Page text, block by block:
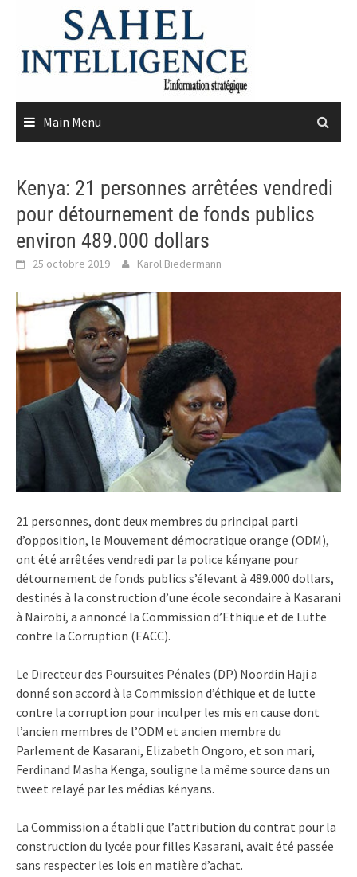
content
Main Menu
Kenya: 21 personnes arrêtées vendredi
pour détournement de fonds publics
environ 489.000 dollars
25 octobre 2019 Karol Biedermann
21 personnes, dont deux membres du principal parti
d’opposition, le Mouvement démocratique orange (ODM),
ont été arrêtées vendredi par la police kényane pour
détournement de fonds publics s’élevant à 489.000 dollars,
destinés à la construction d’une école secondaire à Kasarani
à Nairobi, a annoncé la Commission d’Ethique et de Lutte
contre la Corruption (EACC).
Le Directeur des Poursuites Pénales (DP) Noordin Haji a
donné son accord à la Commission d’éthique et de lutte
contre la corruption pour inculper les mis en cause dont
l’ancien membres de l’ODM et ancien membre du
Parlement de Kasarani, Elizabeth Ongoro, et son mari,
Ferdinand Masha Kenga, souligne la même source dans un
tweet relayé par les médias kényans.
La Commission a établi que l’attribution du contrat pour la
construction du lycée pour filles Kasarani, avait été passée
sans respecter les lois en matière d’achat.